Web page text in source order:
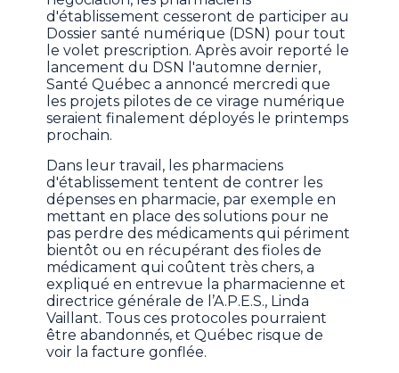
d'établissement cesseront de participer au
Dossier santé numérique (DSN) pour tout
le volet prescription. Après avoir reporté le
lancement du DSN l'automne dernier,
Santé Québec a annoncé mercredi que
les projets pilotes de ce virage numérique
seraient finalement déployés le printemps
prochain.
Dans leur travail, les pharmaciens
d'établissement tentent de contrer les
dépenses en pharmacie, par exemple en
mettant en place des solutions pour ne
pas perdre des médicaments qui périment
bientôt ou en récupérant des fioles de
médicament qui coûtent très chers, a
expliqué en entrevue la pharmacienne et
directrice générale de l’A.P.E.S., Linda
Vaillant. Tous ces protocoles pourraient
être abandonnés, et Québec risque de
voir la facture gonflée.